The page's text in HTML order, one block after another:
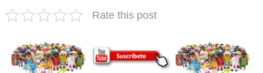
Rate this post